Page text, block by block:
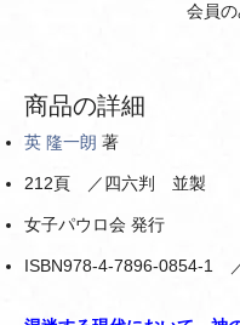
会員
商品の詳細
英 隆一朗 著
212頁 ／四六判 並製
女子パウロ会 発行
ISBN978-4-7896-0854-1